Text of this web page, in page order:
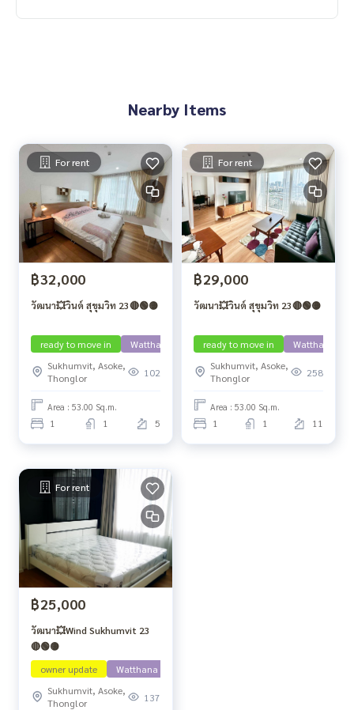
Nearby Items
For rent
฿32,000
วัฒนา💥วินด์ สุขุมวิท 23🔴🟢🟡
ready to move in
Watthana
Sukhumvit, Asoke,
Thonglor
102
Area : 53.00 Sq.m.
1 1 5
For rent
฿29,000
วัฒนา💥วินด์ สุขุมวิท 23🔴🟢🟡
ready to move in
Watthana
Sukhumvit, Asoke,
Thonglor
258
Area : 53.00 Sq.m.
1 1 11
For rent
฿25,000
วัฒนา💥Wind Sukhumvit 23
🔴🟢🟡
owner update
Watthana
Sukhumvit, Asoke,
Thonglor
137